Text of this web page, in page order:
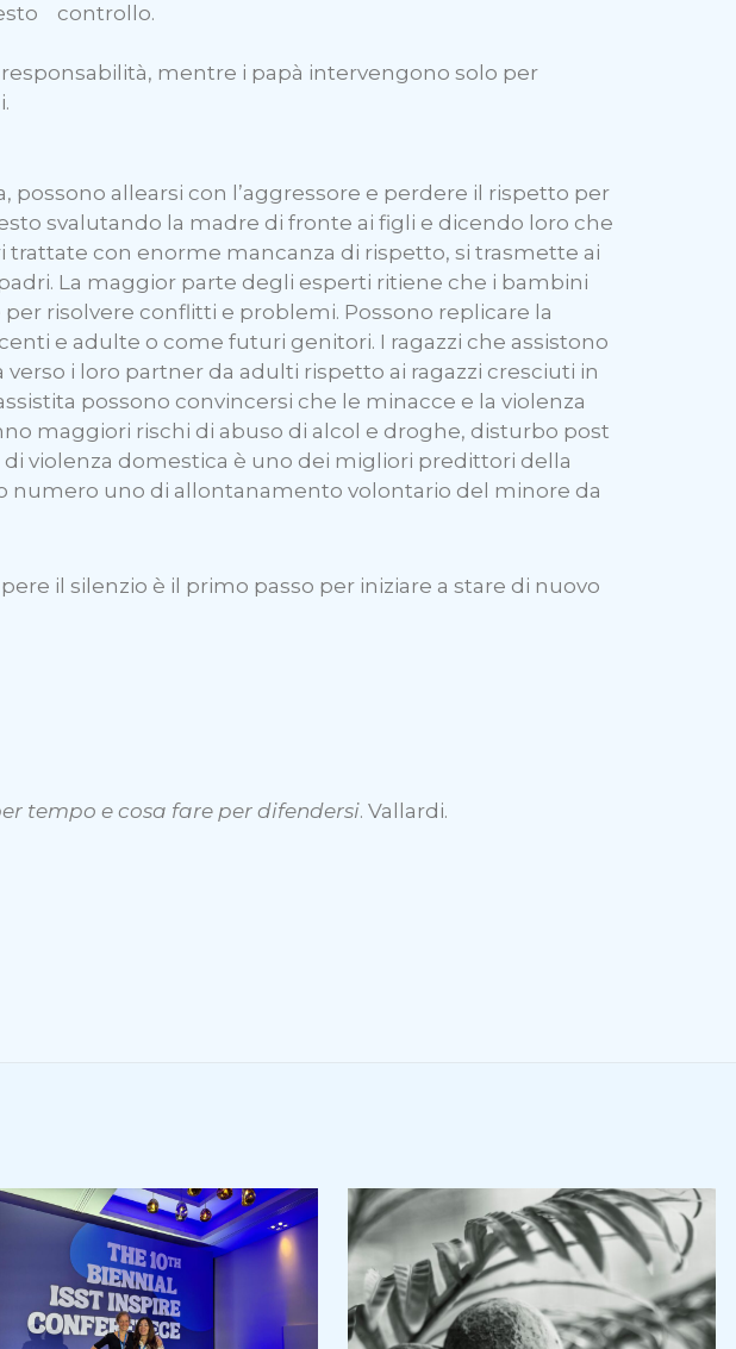
controllo.
mentre i papà intervengono solo per
allearsi con l’aggressore e perdere il rispetto per
svalutando la madre di fronte ai figli e dicendo loro che
trattate con enorme mancanza di rispetto, si trasmette ai
La maggior parte degli esperti ritiene che i bambini
risolvere conflitti e problemi. Possono replicare la
e adulte o come futuri genitori. I ragazzi che assistono
i loro partner da adulti rispetto ai ragazzi cresciuti in
possono convincersi che le minacce e la violenza
maggiori rischi di abuso di alcol e droghe, disturbo post
violenza domestica è uno dei migliori predittori della
numero uno di allontanamento volontario del minore da
il silenzio è il primo passo per iniziare a stare di nuovo
tempo e cosa fare per difendersi. Vallardi.